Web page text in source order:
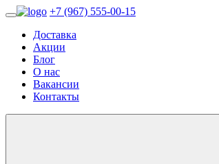
+7 (967) 555-00-15
Доставка
Акции
Блог
О нас
Вакансии
Контакты